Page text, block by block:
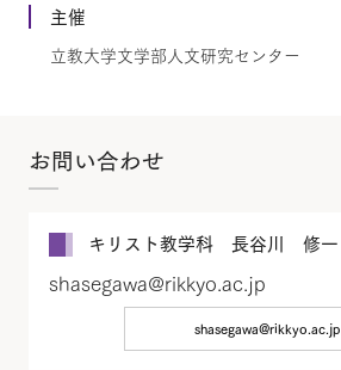
主催
立教大学文学部人文研究センター
お問い合わせ
キリスト教学科 長谷川 修一
shasegawa@rikkyo.ac.jp
shasegawa@rikkyo.ac.jp